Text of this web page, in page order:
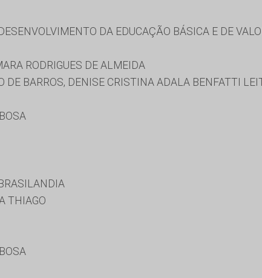
DA EDUCAÇÃO BÁSICA E DE
RODRIGUES DE ALMEIDA
DE BARROS, DENISE CRISTINA ADALA BENFATTI
THIAGO